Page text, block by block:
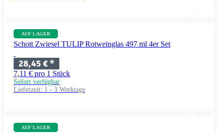
AUF LAGER
Schott Zwiesel TULIP Rotweinglas 497 ml 4er Set
28,45 €*
7,11 € pro 1 Stück
Sofort verfügbar
Lieferzeit: 1 - 3 Werktage
AUF LAGER